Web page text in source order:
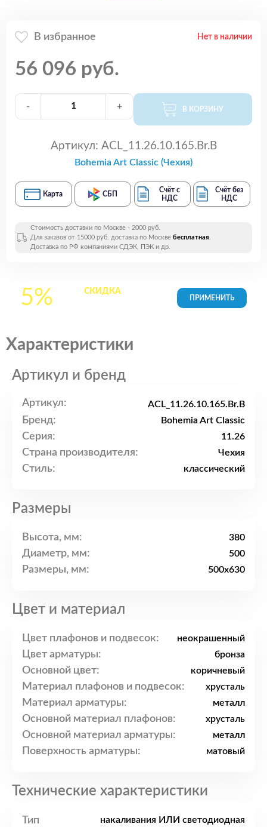
В избранное Нет в наличии
56 096 руб.
- + В КОРЗИНУ
Артикул: ACL_11.26.10.165.Br.B
Bohemia Art Classic (Чехия)
Карта СБП
Счёт с
НДС
Счёт без
НДС
Стоимость доставки по Москве - 2000 руб.
Для заказов от 15000 руб. доставка по Москве бесплатная.
Доставка по РФ компаниями СДЭК, ПЭК и др.
5% СКИДКАна все
Характеристики
Артикул и бренд
Артикул: ACL_11.26.10.165.Br.B
Бренд: Bohemia Art Classic
Серия: 11.26
Страна производителя: Чехия
Стиль: классический
Размеры
Высота, мм: 380
Диаметр, мм: 500
Размеры, мм: 500x630
Цвет и материал
Цвет плафонов и подвесок: неокрашенный
Цвет арматуры: бронза
Основной цвет: коричневый
Материал плафонов и подвесок: хрусталь
Материал арматуры: металл
Основной материал плафонов: хрусталь
Основной материал арматуры: металл
Поверхность арматуры: матовый
Технические характеристики
Тип накаливания ИЛИ светодиодная